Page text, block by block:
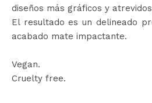
diseños más gráficos y
El resultado es un delineado
acabado mate impactante.
Vegan.
Cruelty free.